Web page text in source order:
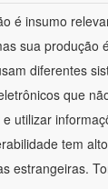
é insumo
sua produção
diferentes
que
utilizar
tem
estrangeiras.